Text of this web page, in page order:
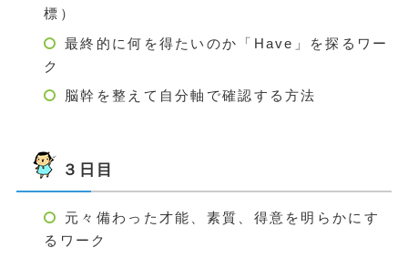
標）
最終的に何を得たいのか「Have」を探るワー
ク
脳幹を整えて自分軸で確認する方法
３日目
元々備わった才能、素質、得意を明らかにす
るワーク